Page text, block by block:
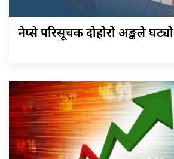
नेप्से परिसूचक दोहोरो अङ्कले घट्यो